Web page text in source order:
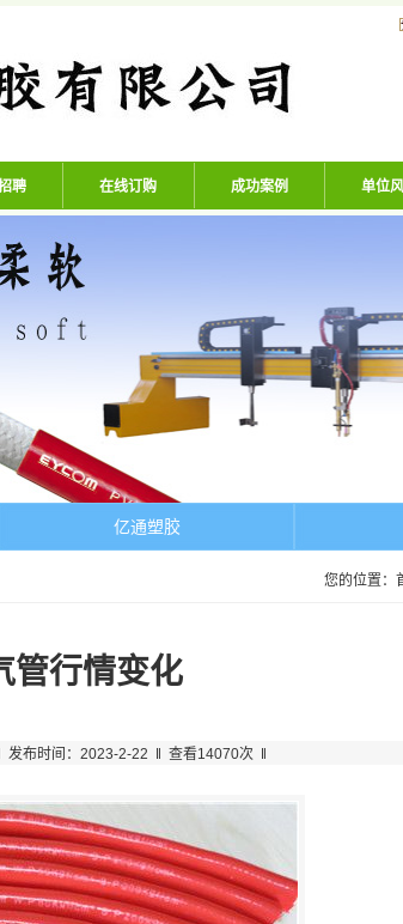
氧气管、乙炔管、
聘 在线订购 成功案例 单位
亿通塑胶
您的位置：
管行情变化
发布时间：2023-2-22 ‖ 查看14070次 ‖